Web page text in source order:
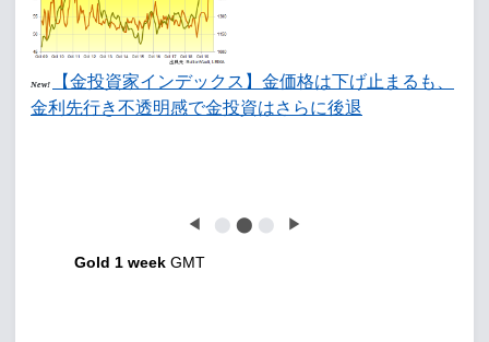
New!
【金投資家インデックス】金価格は下げ止まるも、
金利先行き不透明感で金投資はさらに後退
◀ ⬤ ⬤ ⬤ ▶
Gold 1 week GMT